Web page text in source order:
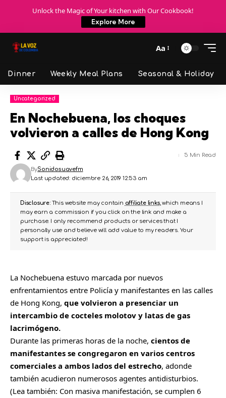
Unlock the Magic of Your kitchen with Our Cookbook!
Explore More
Aa
Dinner Weekly Meal Plans Seasonal & Holiday
Uncategorized
En Nochebuena, los choques
volvieron a calles de Hong Kong
Last updated: diciembre 26, 2019 12:53 am
BySonidosuavefm
5 Min Read
Disclosure:This website may contain affiliate links, which means I
may earn a commission if you click on the link and make a
purchase. I only recommend products or services that I
personally use and believe will add value to my readers. Your
support is appreciated!
La Nochebuena estuvo marcada por nuevos
enfrentamientos entre Policía y manifestantes en las calles
de Hong Kong, que volvieron a presenciar un
intercambio de cocteles molotov y latas de gas
lacrimógeno.
Durante las primeras horas de la noche, cientos de
manifestantes se congregaron en varios centros
comerciales a ambos lados del estrecho, adonde
también acudieron numerosos agentes antidisturbios.
(Lea también: Con masiva manifestación, se cumplen 6